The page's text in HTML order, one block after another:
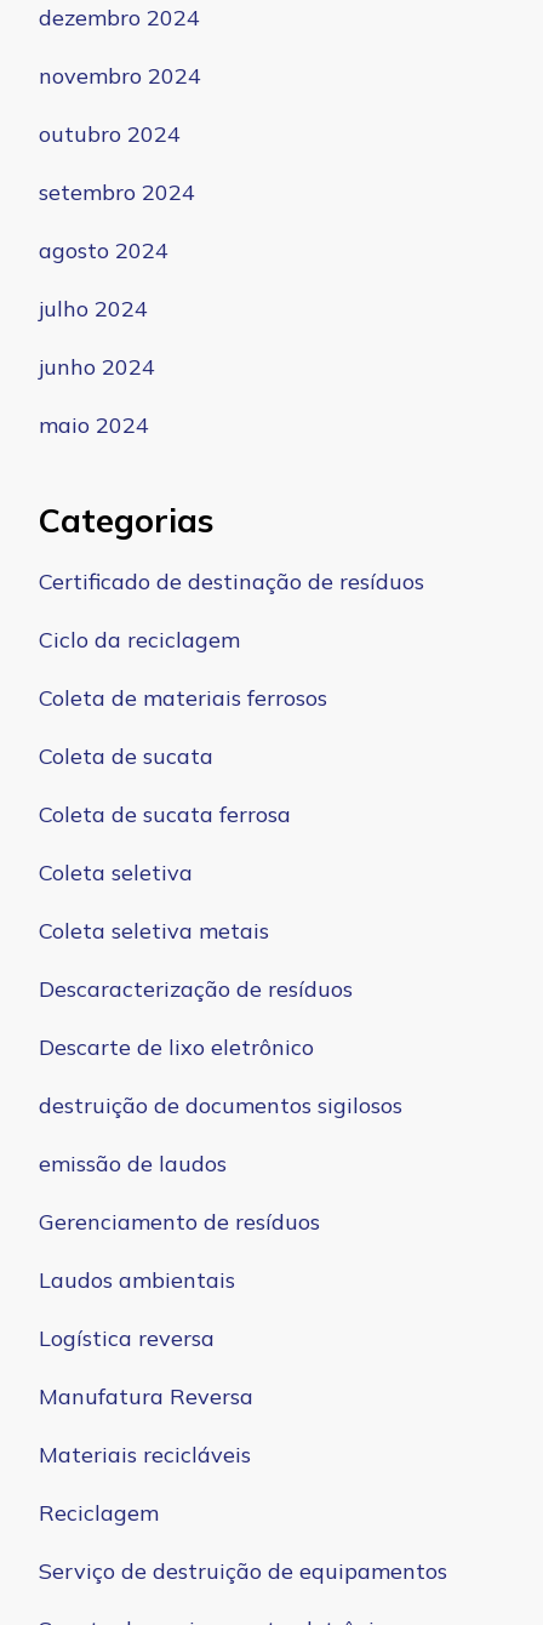
dezembro 2024
novembro 2024
outubro 2024
setembro 2024
agosto 2024
julho 2024
junho 2024
maio 2024
Categorias
Certificado de destinação de resíduos
Ciclo da reciclagem
Coleta de materiais ferrosos
Coleta de sucata
Coleta de sucata ferrosa
Coleta seletiva
Coleta seletiva metais
Descaracterização de resíduos
Descarte de lixo eletrônico
destruição de documentos sigilosos
emissão de laudos
Gerenciamento de resíduos
Laudos ambientais
Logística reversa
Manufatura Reversa
Materiais recicláveis
Reciclagem
Serviço de destruição de equipamentos